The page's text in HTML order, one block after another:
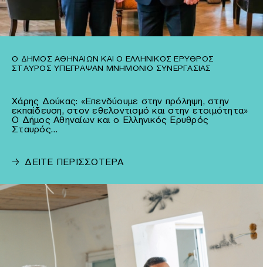
Ο ΔΉΜΟΣ ΑΘΗΝΑΊΩΝ ΚΑΙ Ο ΕΛΛΗΝΙΚΌΣ ΕΡΥΘΡΌΣ
ΣΤΑΥΡΌΣ ΥΠΈΓΡΑΨΑΝ ΜΝΗΜΌΝΙΟ ΣΥΝΕΡΓΑΣΊΑΣ
Χάρης Δούκας: «Επενδύουμε στην πρόληψη, στην
εκπαίδευση, στον εθελοντισμό και στην ετοιμότητα»
Ο Δήμος Αθηναίων και ο Ελληνικός Ερυθρός
Σταυρός…
→ ΔΕΙΤΕ ΠΕΡΙΣΣΟΤΕΡΑ